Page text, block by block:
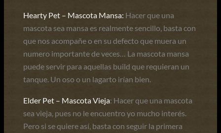
Hearty Pet – Mascota Mansa: Hacer que una
mascota sea mansa es realmente sencillo, basta con
que nos acompañe o en su defecto que muera un
numero importante de veces… La mascota mansa
puede servir para aquellas build que requieran un
tanque. Un oso o un lagarto irían bien.
Elder Pet – Mascota Vieja: Hacer que una mascota
sea vieja, pues no le encuentro yo mucho interés.
Pero si se quiere así, basta con seguir la primera